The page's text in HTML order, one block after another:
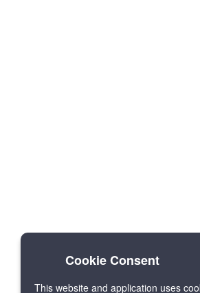
Cookie Consent
This website and application uses